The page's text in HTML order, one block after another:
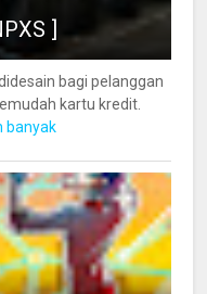
]
bagi pelanggan
kartu kredit.
banyak